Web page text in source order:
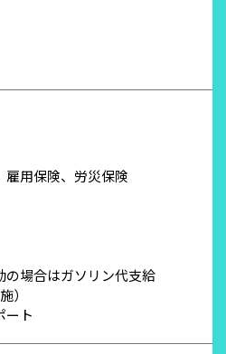
用保険、労災保険
場合はガソリン代支給
）
ート